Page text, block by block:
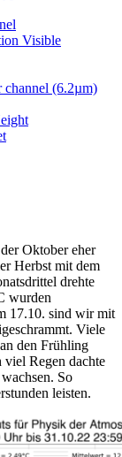
Visible
channel (6.2µm)
Oktober eher
Herbst mit dem
drehte
wurden
17.10. sind wir mit
Viele
den Frühling
Regen dachte
So
leisten.